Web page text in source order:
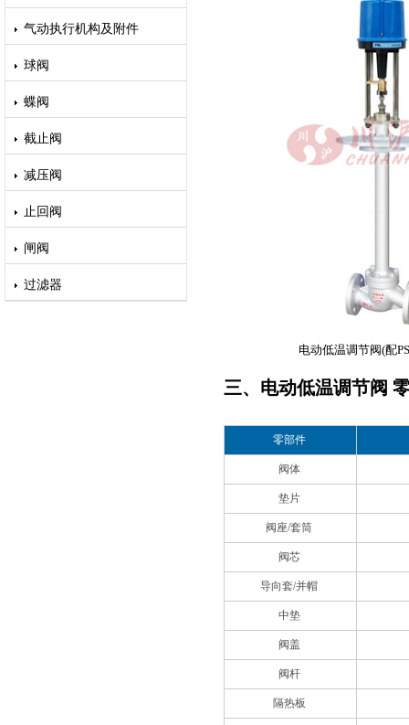
气动执行机构及附件
球阀
蝶阀
截止阀
减压阀
止回阀
闸阀
过滤器
电动低温调节阀(配
三、电动低温调节阀
零部件
阀体
垫片
阀座/套筒
阀芯
导向套/并帽
中垫
阀盖
阀杆
隔热板